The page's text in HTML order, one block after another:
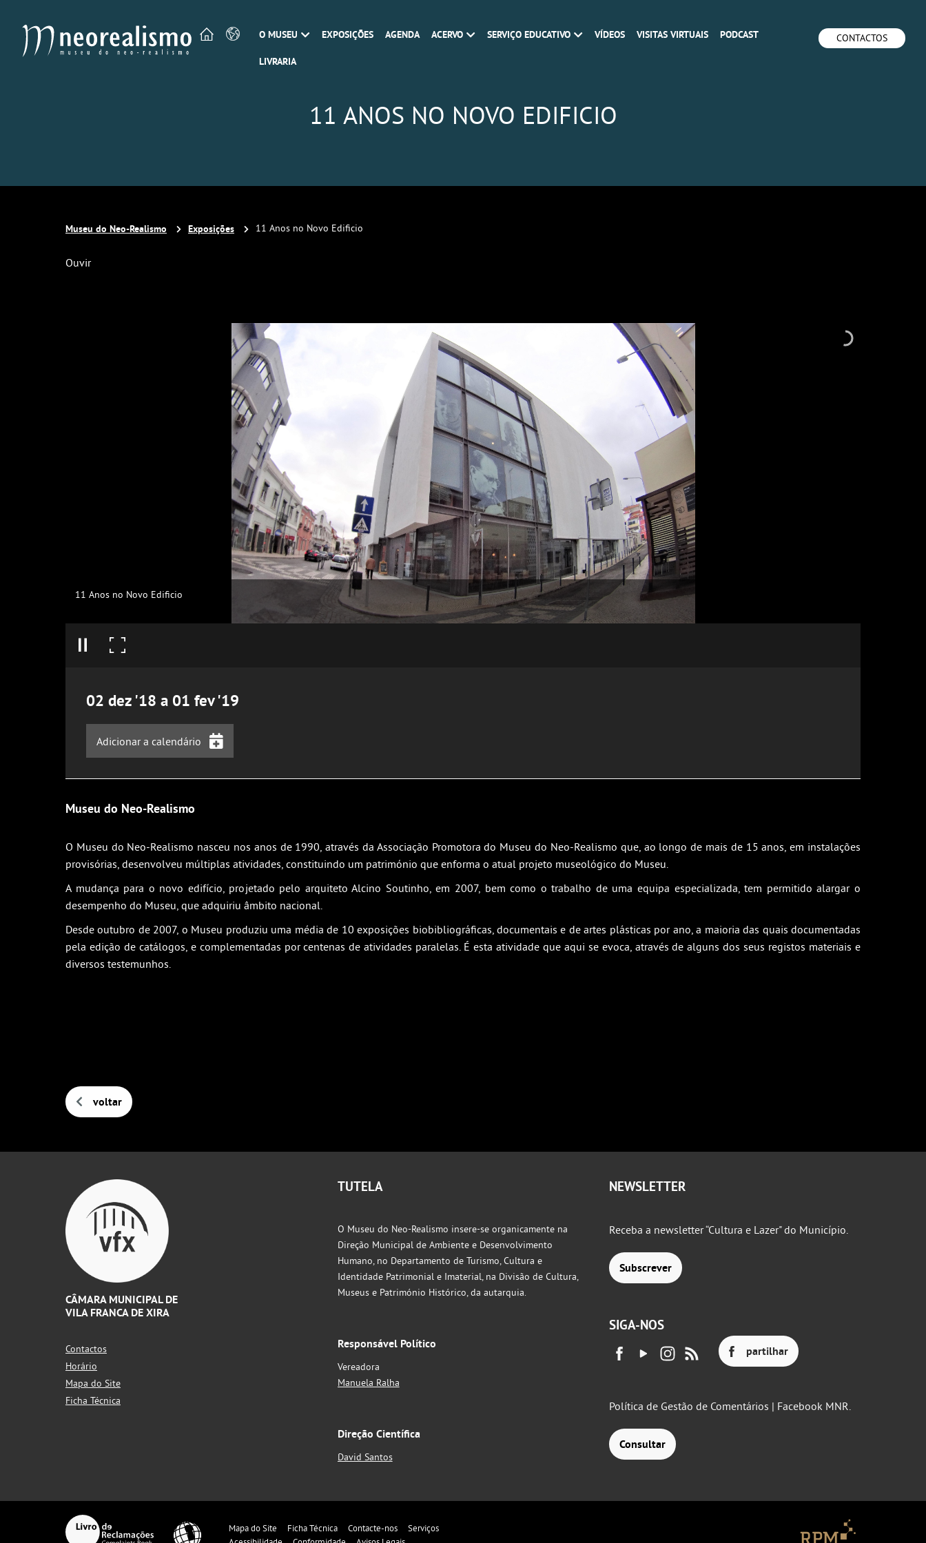
O MUSEU EXPOSIÇÕES AGENDA ACERVO SERVIÇO EDUCATIVO VÍDEOS VISITAS VIRTUAIS PODCAST
LIVRARIA
CONTACTOS
11 ANOS NO NOVO EDIFICIO
Museu do Neo-Realismo Exposições 11 Anos no Novo Edificio
Ouvir
11 Anos no Novo Edificio
02 dez '18 a 01 fev '19
Adicionar a calendário
Outlook
Outlook Online
Yahoo! Calendar
Museu do Neo-Realismo
O Museu do Neo-Realismo nasceu nos anos de 1990, através da Associação Promotora do Museu do Neo-Realismo que, ao longo de mais de 15 anos, em instalações
provisórias, desenvolveu múltiplas atividades, constituindo um património que enforma o atual projeto museológico do Museu.
A mudança para o novo edifício, projetado pelo arquiteto Alcino Soutinho, em 2007, bem como o trabalho de uma equipa especializada, tem permitido alargar o
desempenho do Museu, que adquiriu âmbito nacional.
Desde outubro de 2007, o Museu produziu uma média de 10 exposições biobibliográficas, documentais e de artes plásticas por ano, a maioria das quais documentadas
pela edição de catálogos, e complementadas por centenas de atividades paralelas. É esta atividade que aqui se evoca, através de alguns dos seus registos materiais e
diversos testemunhos.
voltar
CÂMARA MUNICIPAL DE
VILA FRANCA DE XIRA
Contactos
Horário
Mapa do Site
Ficha Técnica
TUTELA
O Museu do Neo-Realismo insere-se organicamente na
Direção Municipal de Ambiente e Desenvolvimento
Humano, no Departamento de Turismo, Cultura e
Identidade Patrimonial e Imaterial, na Divisão de Cultura,
Museus e Património Histórico, da autarquia.
Responsável Político
Vereadora
Manuela Ralha
Direção Científica
David Santos
NEWSLETTER
Receba a newsletter “Cultura e Lazer" do Município.
Subscrever
SIGA-NOS
partilhar
Política de Gestão de Comentários | Facebook MNR.
Consultar
Mapa do Site Ficha Técnica Contacte-nos
Serviços